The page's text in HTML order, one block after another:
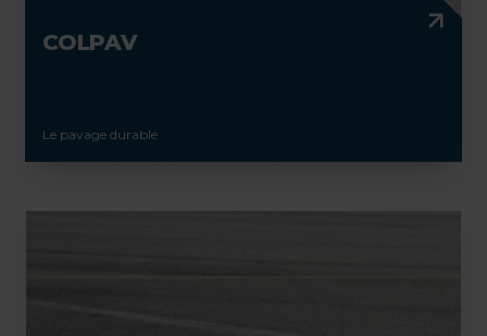
COLPAV
Le pavage durable